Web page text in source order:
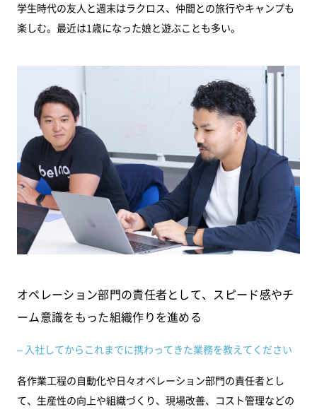
学生時代の友人と週末はラクロス、仲間との旅行やキャンプも
楽しむ。最近は1歳になった娘と遊ぶことも多い。
オペレーション部門の責任者として、スピード感やチ
ーム意識をもった組織作りを進める
– 入社してからこれまでに携わってきた業務を教えてください
各作業工程の自動化や日々オペレーション部門の責任者とし
て、生産性の向上や組織づくり、現場改善、コスト管理などの